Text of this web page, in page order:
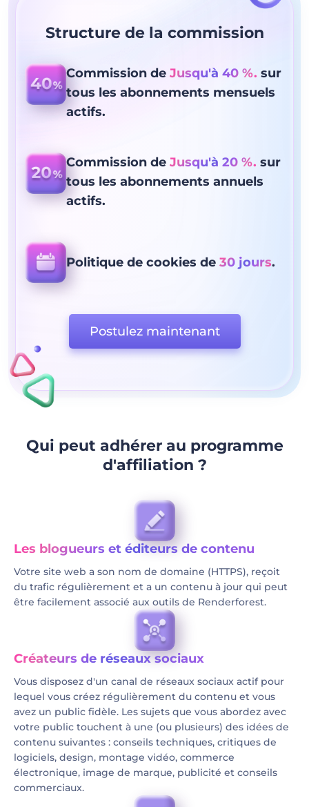
Structure de la commission
Commission deJusqu'à 40 %. sur
tous les abonnements mensuels
actifs.
Commission deJusqu'à 20 %. sur
tous les abonnements annuels
actifs.
Politique de cookies de30 jours.
Postulez maintenant
Qui peut adhérer au programme
d'affiliation ?
Les blogueurs et éditeurs de contenu
Votre site web a son nom de domaine (HTTPS), reçoit
du trafic régulièrement et a un contenu à jour qui peut
être facilement associé aux outils de Renderforest.
Créateurs de réseaux sociaux
Vous disposez d'un canal de réseaux sociaux actif pour
lequel vous créez régulièrement du contenu et vous
avez un public fidèle. Les sujets que vous abordez avec
votre public touchent à une (ou plusieurs) des idées de
contenu suivantes : conseils techniques, critiques de
logiciels, design, montage vidéo, commerce
électronique, image de marque, publicité et conseils
commerciaux.